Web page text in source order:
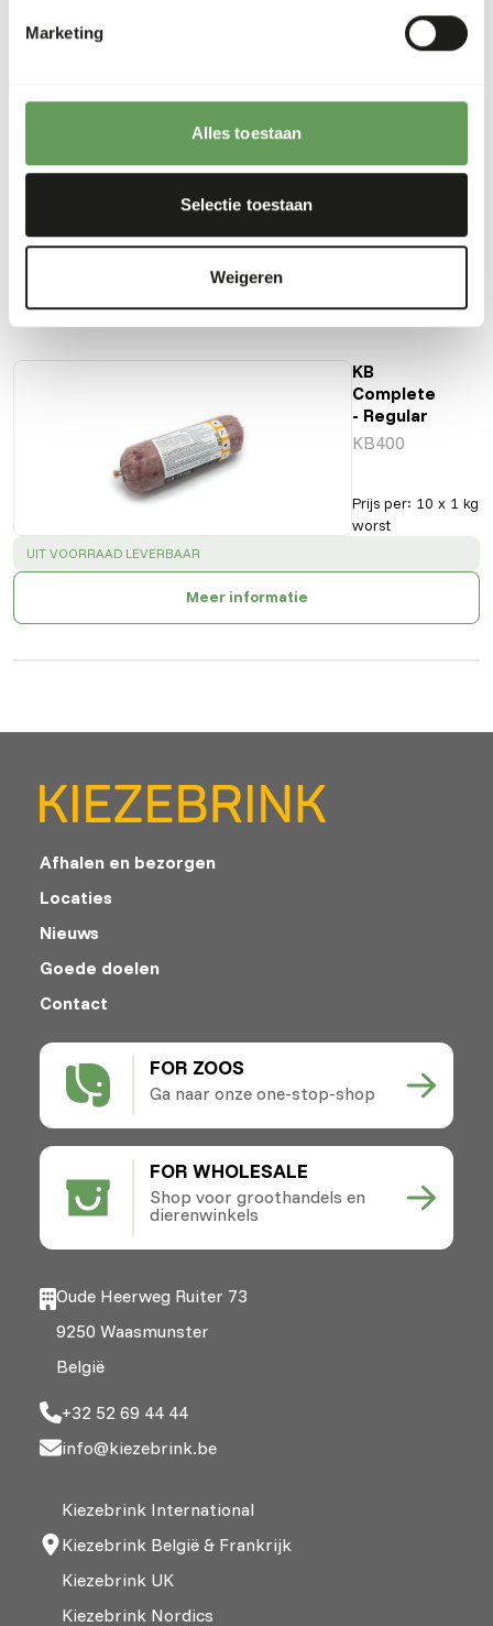
Marketing
Alles toestaan
Selectie toestaan
Weigeren
Vocht
2,4%
(kcal/100 g)
Ook interessant
KB
Complete
- Regular
KB400
Prijs per: 10 x 1 kg
worst
SUCCESS:
UIT VOORRAAD LEVERBAAR
Meer informatie
FOR ZOOS
Ga naar onze one-stop-shop
FOR WHOLESALE
Shop voor groothandels en
dierenwinkels
Afhalen en bezorgen
Locaties
Nieuws
Goede doelen
Contact
Oude Heerweg Ruiter 73
9250 Waasmunster
België
+32 52 69 44 44
info@kiezebrink.be
Kiezebrink International
Kiezebrink België & Frankrijk
Kiezebrink UK
Kiezebrink Nordics